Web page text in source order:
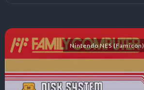
Nintendo NES (Famicon)